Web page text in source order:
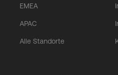
EMEA
APAC
Alle Standorte